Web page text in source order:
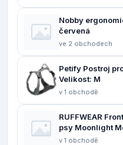
Nobby
červená
ve 2 obchodech
Petify Postroj
Velikost: M
v 1 obchodě
RUFFWEAR
psy Moonlight
v 1 obchodě